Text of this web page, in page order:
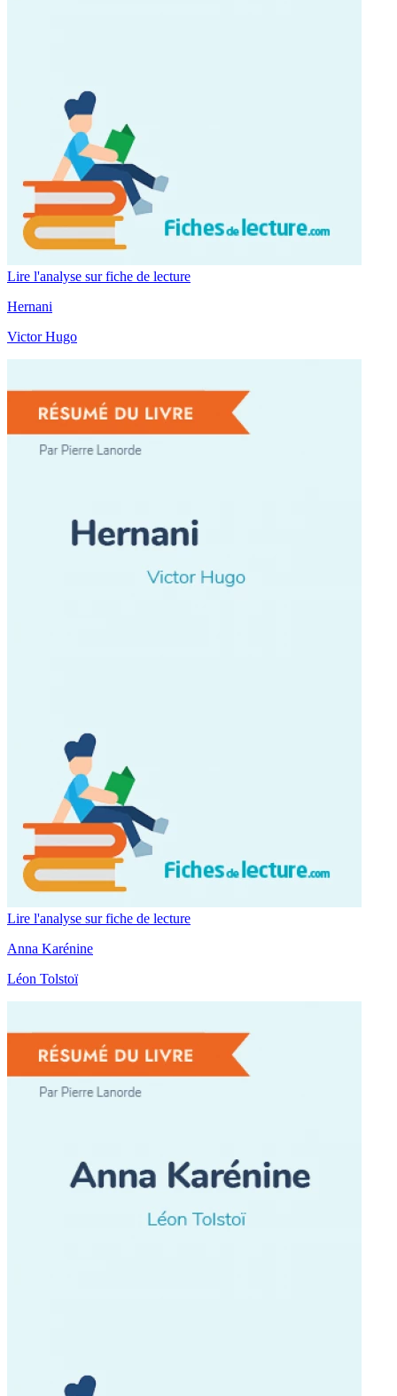
Lire l'analyse sur fiche de lecture
Hernani
Victor Hugo
Lire l'analyse sur fiche de lecture
Anna Karénine
Léon Tolstoï